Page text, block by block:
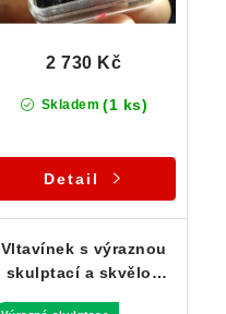
Skladem (1 ks)
2 730 Kč
Detail
Vltavínek s výraznou
skulptací a skvělou